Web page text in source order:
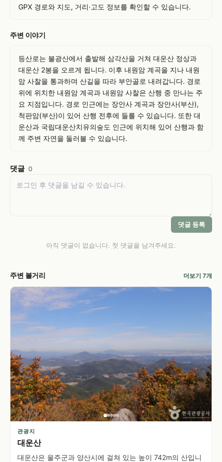
GPX 경로와 지도, 거리·고도 정보를 확인할 수 있습니다.
주변 이야기
등산로는 불광산에서 출발해 삼각산을 거쳐 대운산 정상과
대운산 2봉을 오르게 됩니다. 이후 내원암 계곡을 지나 내원
암 사찰을 통과하며 산길을 따라 부안골로 내려갑니다. 경로
위에 위치한 내원암 계곡과 내원암 사찰은 산행 중 만나는 주
요 지점입니다. 경로 인근에는 장안사 계곡과 장안사(부산),
척판암(부산)이 있어 산행 전후에 들를 수 있습니다. 또한 대
운산과 국립대운산치유의숲도 인근에 위치해 있어 산행과 함
께 주변 자연을 둘러볼 수 있습니다.
댓글 0
댓글 등록
아직 댓글이 없습니다. 첫 댓글을 남겨주세요.
주변 볼거리 더보기 7개
관광지
대운산
대운산은 울주군과 양산시에 걸쳐 있는 높이 742m의 산입니